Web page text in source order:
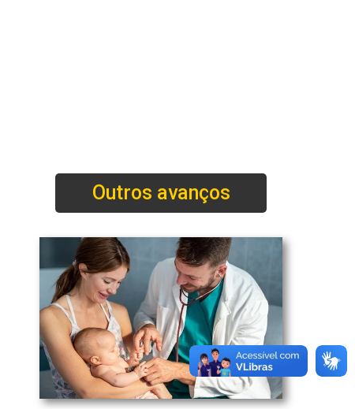
Outros avanços